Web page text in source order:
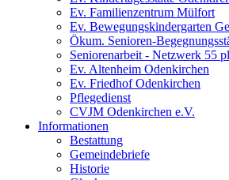
Ev. Familienzentrum Mülfort
Ev. Bewegungskindergarten
Ökum. Senioren-
Seniorenarbeit - Netzwerk 55
Ev. Altenheim Odenkirchen
Ev. Friedhof Odenkirchen
Pflegedienst
CVJM Odenkirchen e.V.
Informationen
Bestattung
Gemeindebriefe
Historie